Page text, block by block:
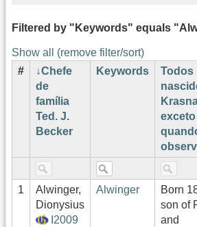
Filtered by "Keywords" equals
Show all (remove filter/sort)
#
Chefe
de
família
Ted. J.
Becker
Keywords
Todos
exceto
1
Alwinger,
Dionysius
I2009
Alwinger
Born
son of
and